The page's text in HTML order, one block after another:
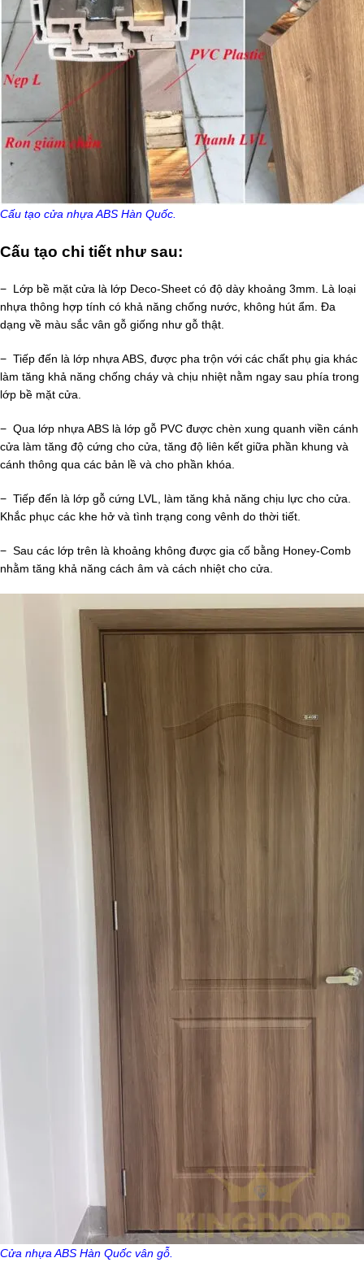
Cấu tạo cửa nhựa ABS Hàn Quốc.
Cấu tạo chi tiết như sau:
− Lớp bề mặt cửa là lớp Deco-Sheet có độ dày khoảng 3mm. Là loại
nhựa thông hợp tính có khả năng chống nước, không hút ẩm. Đa
dạng về màu sắc vân gỗ giống như gỗ thật.
− Tiếp đến là lớp nhựa ABS, được pha trộn với các chất phụ gia khác
làm tăng khả năng chống cháy và chịu nhiệt nằm ngay sau phía trong
lớp bề mặt cửa.
− Qua lớp nhựa ABS là lớp gỗ PVC được chèn xung quanh viền cánh
cửa làm tăng độ cứng cho cửa, tăng độ liên kết giữa phần khung và
cánh thông qua các bản lề và cho phần khóa.
− Tiếp đến là lớp gỗ cứng LVL, làm tăng khả năng chịu lực cho cửa.
Khắc phục các khe hở và tình trạng cong vênh do thời tiết.
− Sau các lớp trên là khoảng không được gia cố bằng Honey-Comb
nhằm tăng khả năng cách âm và cách nhiệt cho cửa.
Cửa nhựa ABS Hàn Quốc vân gỗ.